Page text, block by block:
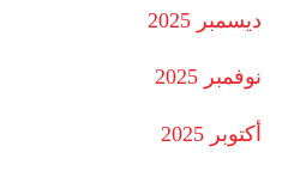
ديسمبر 2025
نوفمبر 2025
أكتوبر 2025